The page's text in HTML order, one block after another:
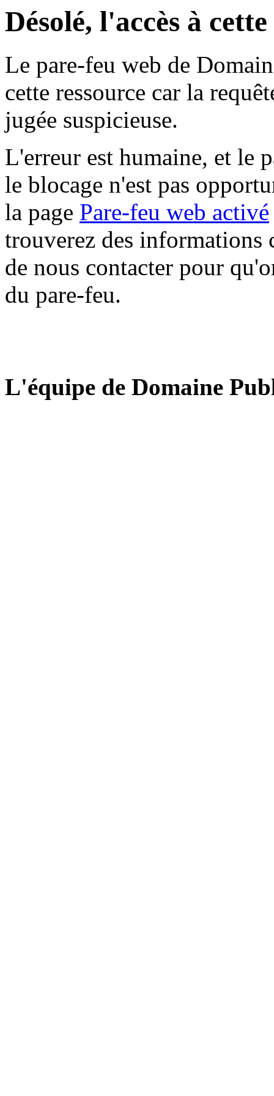
Désolé, l'accès à
Le pare-feu web de
cette ressource car la
jugée suspicieuse.
L'erreur est humaine, et le
le blocage n'est pas
la page Pare-feu web activé
trouverez des informations
de nous contacter pour
du pare-feu.
L'équipe de Domaine